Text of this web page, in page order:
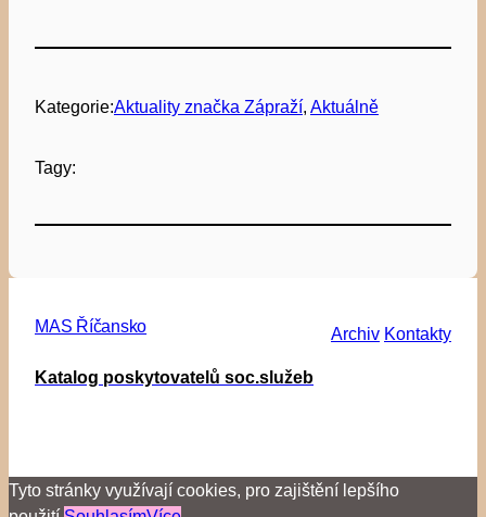
Kategorie:Aktuality značka Zápraží, Aktuálně
Tagy:
MAS Říčansko Archiv Kontakty
Katalog poskytovatelů soc.služeb
Tyto stránky využívají cookies, pro zajištění lepšího